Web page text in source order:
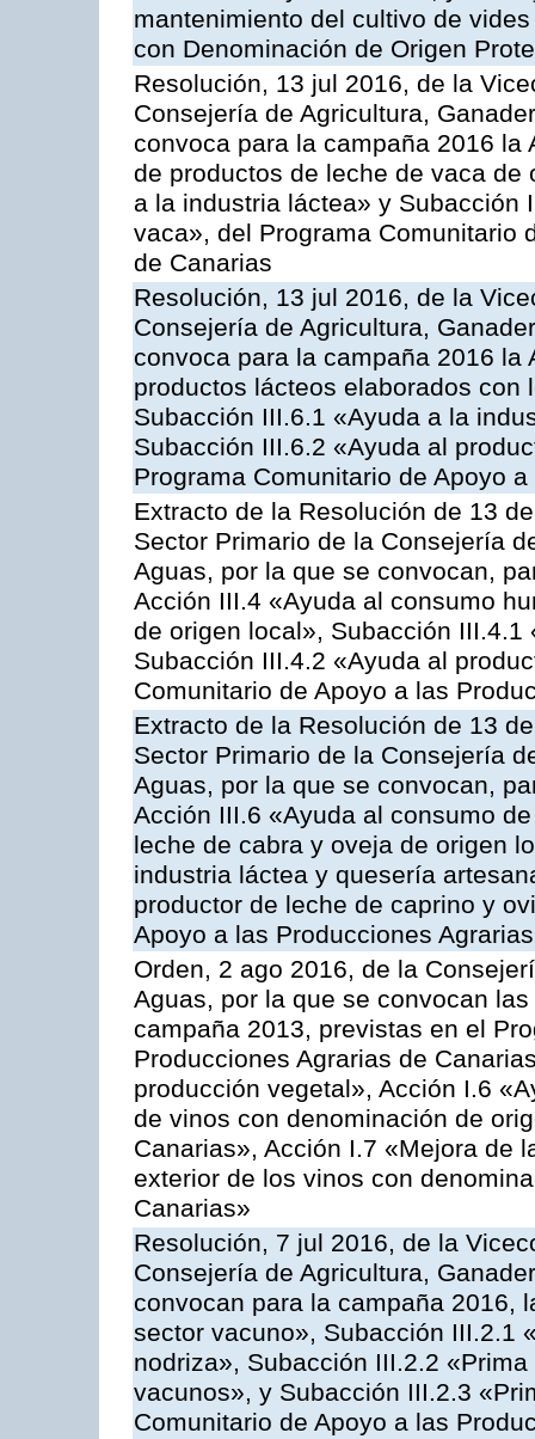
mantenimiento del cultivo de
con Denominación de Origen
Resolución, 13 jul 2016, de la
Consejería de Agricultura,
convoca para la campaña 2016
de productos de leche de vaca
a la industria láctea» y Subacción
vaca», del Programa Comunitario
de Canarias
Resolución, 13 jul 2016, de la
Consejería de Agricultura,
convoca para la campaña 2016
productos lácteos elaborados
Subacción III.6.1 «Ayuda a la
Subacción III.6.2 «Ayuda al
Programa Comunitario de Apoyo
Extracto de la Resolución de 13
Sector Primario de la Consejería
Aguas, por la que se convocan,
Acción III.4 «Ayuda al consumo
de origen local», Subacción
Subacción III.4.2 «Ayuda al
Comunitario de Apoyo a las
Extracto de la Resolución de 13
Sector Primario de la Consejería
Aguas, por la que se convocan,
Acción III.6 «Ayuda al consumo
leche de cabra y oveja de origen
industria láctea y quesería
productor de leche de caprino y
Apoyo a las Producciones
Orden, 2 ago 2016, de la
Aguas, por la que se convocan
campaña 2013, previstas en el
Producciones Agrarias de
producción vegetal», Acción I.6
de vinos con denominación de
Canarias», Acción I.7 «Mejora de
exterior de los vinos con
Canarias»
Resolución, 7 jul 2016, de la
Consejería de Agricultura,
convocan para la campaña 2016,
sector vacuno», Subacción III.2.1
nodriza», Subacción III.2.2
vacunos», y Subacción III.2.3
Comunitario de Apoyo a las